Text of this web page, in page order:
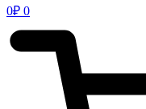
0₽ 0